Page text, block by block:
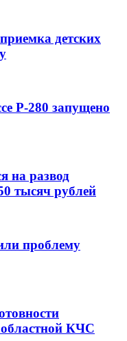
детских
Р-280 запущено
на развод
тысяч рублей
проблему
областной КЧС